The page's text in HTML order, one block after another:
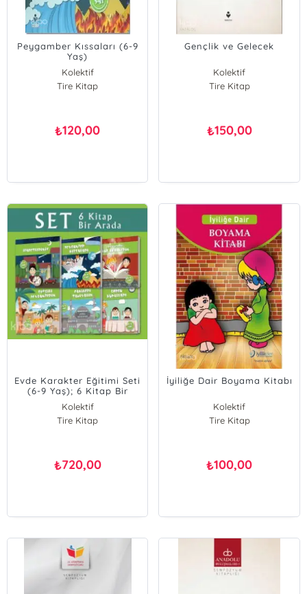
Peygamber Kıssaları (6-9
Yaş)
Kolektif
Tire Kitap
₺120,00
Gençlik ve Gelecek
Kolektif
Tire Kitap
₺150,00
Evde Karakter Eğitimi Seti
(6-9 Yaş); 6 Kitap Bir
Arada
Kolektif
Tire Kitap
₺720,00
İyiliğe Dair Boyama Kitabı
Kolektif
Tire Kitap
₺100,00